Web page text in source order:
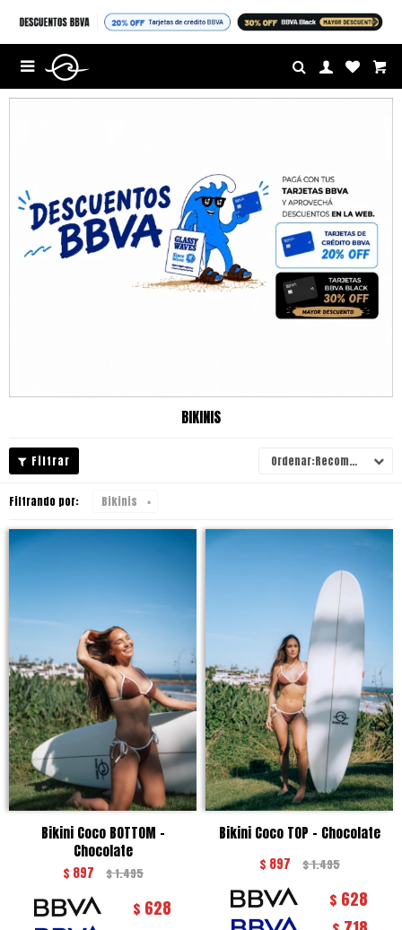


BIKINIS
Recomendados
Filtrando por: Bikinis
Bikini Coco BOTTOM -
Chocolate
$ 897 $1.495
$ 628
Bikini Coco TOP - Chocolate
$ 897 $1.495
$ 628